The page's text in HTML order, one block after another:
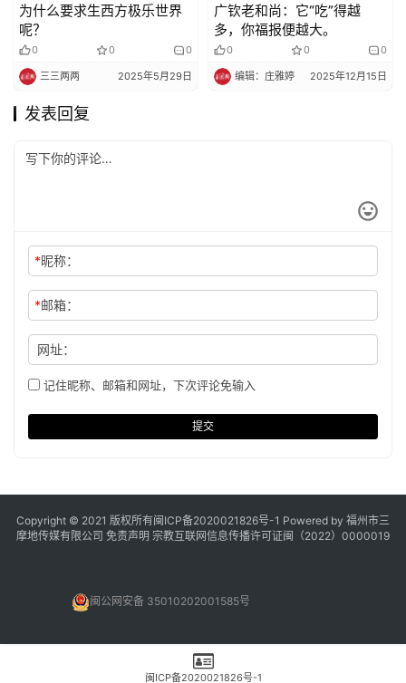
为什么要求生西方极乐世界
呢？
0 0 0
三三两两 2025年5月29日
广钦老和尚：它“吃”得越
多，你福报便越大。
0 0 0
编辑：庄雅婷 2025年12月15日
发表回复
*昵称：
*邮箱：
网址：
记住昵称、邮箱和网址，下次评论免输入
提交
Copyright © 2021 版权所有闽ICP备2020021826号-1 Powered by 福州市三
摩地传媒有限公司 免责声明 宗教互联网信息传播许可证闽（2022）0000019
闽公网安备 35010202001585号
闽ICP备2020021826号-1